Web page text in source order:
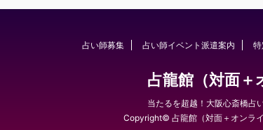
占い師募集 占い師イベント派遣案内
占龍館（対面＋
当たるを超越！大阪心斎橋占
Copyright© 占龍館（対面＋オンラ